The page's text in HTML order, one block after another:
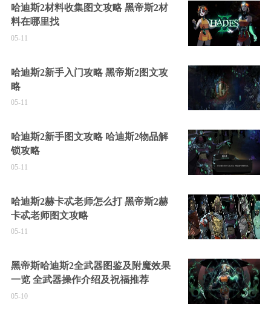
哈迪斯2材料收集图文攻略 黑帝斯2材
料在哪里找
05-11
哈迪斯2新手入门攻略 黑帝斯2图文攻
略
05-11
哈迪斯2新手图文攻略 哈迪斯2物品解
锁攻略
05-11
哈迪斯2赫卡忒老师怎么打 黑帝斯2赫
卡忒老师图文攻略
05-11
黑帝斯哈迪斯2全武器图鉴及附魔效果
一览 全武器操作介绍及祝福推荐
05-10